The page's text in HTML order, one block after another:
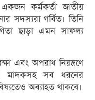
কর্মকর্তা জাতীয়
সদস্যরা গর্বিত। তিনি
ছাড়া এমন সাফল্য
এবং অপরাধ নিয়ন্ত্রণে
মাদকসহ সব ধরনের
অব্যাহত থাকবে।